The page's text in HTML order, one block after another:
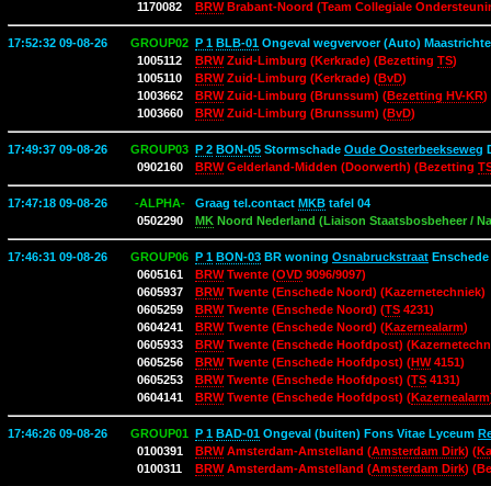
1170082 BRWBrabant-Noord (Team Collegiale
17:52:32 09-08-26 GROUP02 P 1 BLB-01 Ongeval wegvervoer (Auto)
1005112
BRWZuid-Limburg (Kerkrade) (Bezetting TS)
1005110
BRWZuid-Limburg (Kerkrade) (BvD)
1003662
BRWZuid-Limburg (Brunssum) (Bezetting HV-KR)
1003660
BRWZuid-Limburg (Brunssum) (BvD)
17:49:37 09-08-26 GROUP03 P 2 BON-05 Stormschade Oude Oosterbeekseweg
0902160
BRWGelderland-Midden (Doorwerth) (Bezetting
17:47:18 09-08-26 -ALPHA- Graag tel.contact MKB tafel 04
0502290
MK Noord Nederland (Liaison Staatsbosbeheer /
17:46:31 09-08-26 GROUP06 P 1 BON-03 BR woning Osnabruckstraat Enschede
0605161
BRWTwente (OVD 9096/9097)
0605937
BRWTwente (Enschede Noord) (Kazernetechniek)
0605259
BRWTwente (Enschede Noord) (TS 4231)
0604241
BRWTwente (Enschede Noord) (Kazernealarm)
0605933
BRWTwente (Enschede Hoofdpost)
0605256
BRWTwente (Enschede Hoofdpost) (HW4151)
0605253
BRWTwente (Enschede Hoofdpost) (TS 4131)
0604141
BRWTwente (Enschede Hoofdpost) (Kazernealarm
17:46:26 09-08-26 GROUP01 P 1 BAD-01 Ongeval (buiten) Fons Vitae Lyceum
0100391
BRWAmsterdam-Amstelland (Amsterdam Dirk) (
0100311
BRWAmsterdam-Amstelland (Amsterdam Dirk)